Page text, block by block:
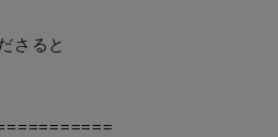
さると